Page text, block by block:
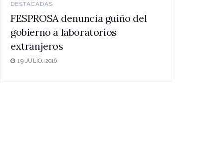
DESTACADAS
FESPROSA denuncia guiño del
gobierno a laboratorios
extranjeros
19 JULIO, 2016